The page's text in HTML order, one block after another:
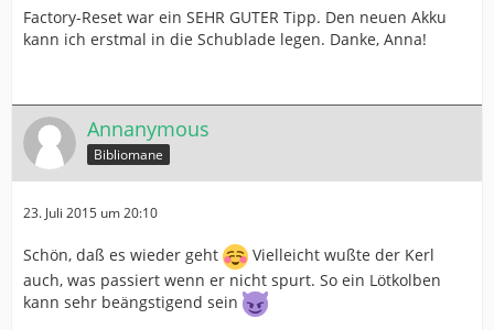
Factory-Reset war ein SEHR GUTER Tipp. Den neuen Akku
kann ich erstmal in die Schublade legen. Danke, Anna!
Annanymous
Bibliomane
23. Juli 2015 um 20:10
Schön, daß es wieder geht
Vielleicht wußte der Kerl
auch, was passiert wenn er nicht spurt. So ein Lötkolben
kann sehr beängstigend sein